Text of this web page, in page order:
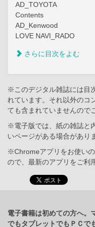
AD_TOYOTA
Contents
AD_Kenwood
LOVE NAVI_RADO
さらに目次をよむ
※このデジタル雑誌には目
れています。それ以外のコ
ても含まれていませんので
※電子版では、紙の雑誌と
いページがある場合があり
※Chromeアプリをお使い
ので、最新のアプリをご利
電子書籍は初めての方へ。
でもタブレットでもＰＣで